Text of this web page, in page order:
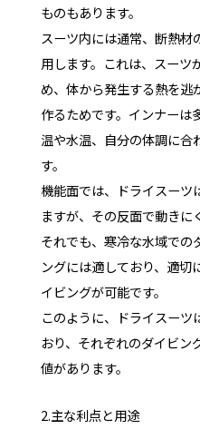
ものもあります。
スーツ内には通常、断熱
用します。これは、スーツ
め、体から発生する熱を逃
作るためです。インナーは
温や水温、自分の体調に合
す。
機能面では、ドライスーツ
ますが、その反面で動きに
それでも、寒冷な水域での
ングには適しており、適切
イビングが可能です。
このように、ドライスーツ
おり、それぞれのダイビン
値があります。
2.主な利点と用途